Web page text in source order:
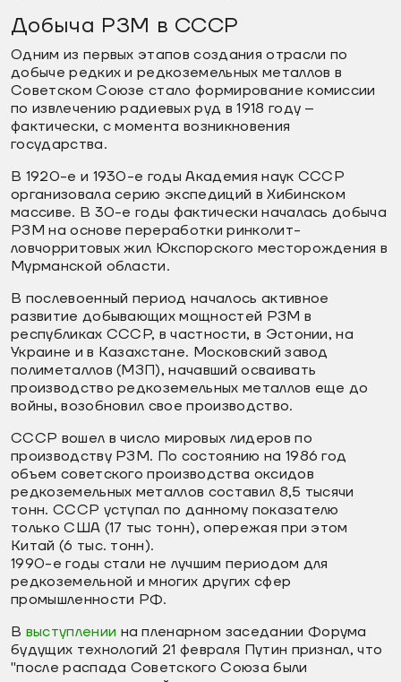
Добыча РЗМ в СССР
Одним из первых этапов создания отрасли по
добыче редких и редкоземельных металлов в
Советском Союзе стало формирование комиссии
по извлечению радиевых руд в 1918 году –
фактически, с момента возникновения
государства.
В 1920-е и 1930-е годы Академия наук СССР
организовала серию экспедиций в Хибинском
массиве. В 30-е годы фактически началась добыча
РЗМ на основе переработки ринколит-
ловчорритовых жил Юкспорского месторождения в
Мурманской области.
В послевоенный период началось активное
развитие добывающих мощностей РЗМ в
республиках СССР, в частности, в Эстонии, на
Украине и в Казахстане. Московский завод
полиметаллов (МЗП), начавший осваивать
производство редкоземельных металлов еще до
войны, возобновил свое производство.
СССР вошел в число мировых лидеров по
производству РЗМ. По состоянию на 1986 год
объем советского производства оксидов
редкоземельных металлов составил 8,5 тысячи
тонн. СССР уступал по данному показателю
только США (17 тыс тонн), опережая при этом
Китай (6 тыс. тонн).
1990-е годы стали не лучшим периодом для
редкоземельной и многих других сфер
промышленности РФ.
В выступлении на пленарном заседании Форума
будущих технологий 21 февраля Путин признал, что
"после распада Советского Союза были